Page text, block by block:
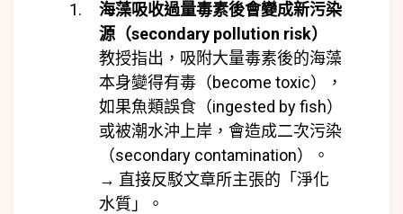
海藻吸收過量毒素後會變成新污染
源（secondary pollution risk）
教授指出，吸附大量毒素後的海藻
本身變得有毒（become toxic），
如果魚類誤食（ingested by fish）
或被潮水沖上岸，會造成二次污染
（secondary contamination）。
→ 直接反駁文章所主張的「淨化
水質」。